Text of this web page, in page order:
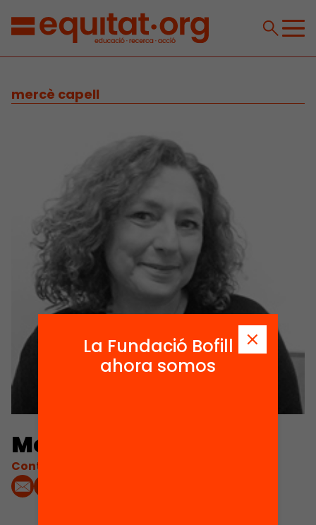
mercè capell
Mercè Capell
Contacta'm:
La Fundació Bofill
ahora somos